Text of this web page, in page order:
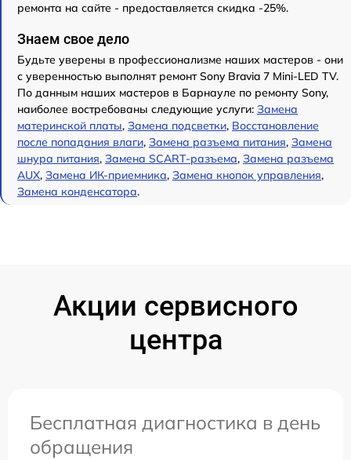
ремонта на сайте - предоставляется скидка -25%.
Знаем свое дело
Будьте уверены в профессионализме наших мастеров - они
с уверенностью выполнят ремонт Sony Bravia 7 Mini-LED TV.
По данным наших мастеров в Барнауле по ремонту Sony,
наиболее востребованы следующие услуги: Замена
материнской платы, Замена подсветки, Восстановление
после попадания влаги, Замена разъема питания, Замена
шнура питания, Замена SCART-разъема, Замена разъема
AUX, Замена ИК-приемника, Замена кнопок управления,
Замена конденсатора.
Акции сервисного
центра
Бесплатная диагностика в день
обращения